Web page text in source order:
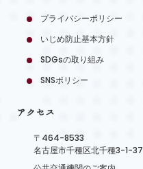
プライバシーポリシー
いじめ防止基本方針
SDGsの取り組み
SNSポリシー
アクセス
〒464-8533
名古屋市千種区北千種3-1-37